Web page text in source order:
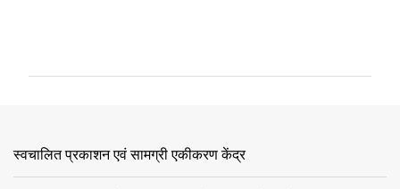
स्वचालित प्रकाशन एवं सामग्री एकीकरण केंद्र